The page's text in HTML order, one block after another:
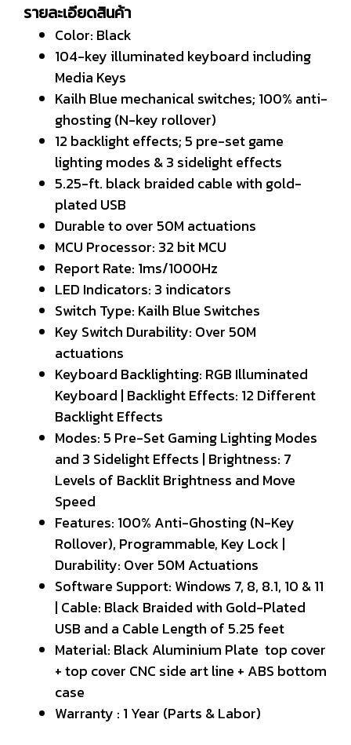
รายละเอียดสินค้า
Color: Black
104-key illuminated keyboard including
Media Keys
Kailh Blue mechanical switches; 100% anti-
ghosting (N-key rollover)
12 backlight effects; 5 pre-set game
lighting modes & 3 sidelight effects
5.25-ft. black braided cable with gold-
plated USB
Durable to over 50M actuations
MCU Processor: 32 bit MCU
Report Rate: 1ms/1000Hz
LED Indicators: 3 indicators
Switch Type: Kailh Blue Switches
Key Switch Durability: Over 50M
actuations
Keyboard Backlighting: RGB Illuminated
Keyboard | Backlight Effects: 12 Different
Backlight Effects
Modes: 5 Pre-Set Gaming Lighting Modes
and 3 Sidelight Effects | Brightness: 7
Levels of Backlit Brightness and Move
Speed
Features: 100% Anti-Ghosting (N-Key
Rollover), Programmable, Key Lock |
Durability: Over 50M Actuations
Software Support: Windows 7, 8, 8.1, 10 & 11
| Cable: Black Braided with Gold-Plated
USB and a Cable Length of 5.25 feet
Material: Black Aluminium Plate top cover
+ top cover CNC side art line + ABS bottom
case
Warranty : 1 Year (Parts & Labor)